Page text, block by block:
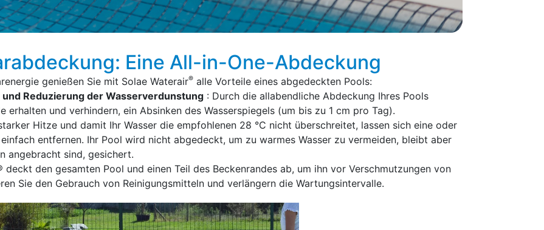
Eine All-in-One-Abdeckung
genießen Sie mit Solae Waterair® alle Vorteile eines abgedeckten Pools:
Reduzierung der Wasserverdunstung : Durch die allabendliche Abdeckung Ihres Pools
erhalten und verhindern, ein Absinken des Wasserspiegels (um bis zu 1 cm pro Tag).
Hitze und damit Ihr Wasser die empfohlenen 28 °C nicht überschreitet, lassen sich eine oder
entfernen. Ihr Pool wird nicht abgedeckt, um zu warmes Wasser zu vermeiden, bleibt aber
angebracht sind, gesichert.
deckt den gesamten Pool und einen Teil des Beckenrandes ab, um ihn vor Verschmutzungen von
Sie den Gebrauch von Reinigungsmitteln und verlängern die Wartungsintervalle.